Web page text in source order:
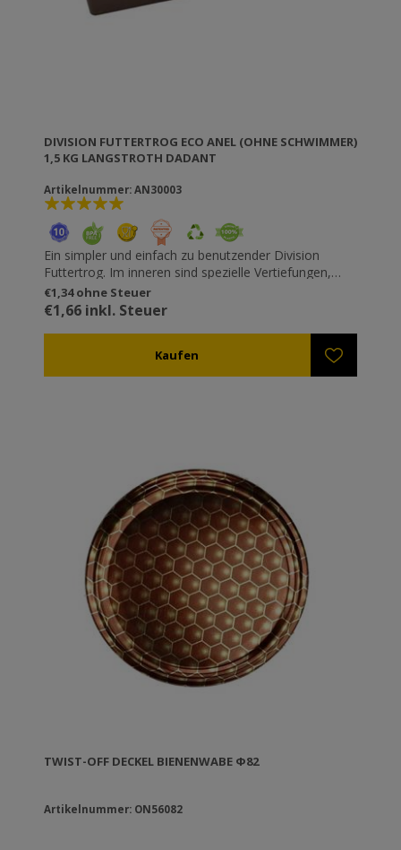
DIVISION FUTTERTROG ECO ANEL (OHNE SCHWIMMER)
1,5 KG LANGSTROTH DADANT
Artikelnummer: AN30003
Ein simpler und einfach zu benutzender Division
Futtertrog. Im inneren sind spezielle Vertiefungen,
damit die Bienen einfach herausklettern, aber es wird
empfohlen etwas schwimmendes Material (Holz etc.)
Die solide innere Struktur, wendet eine Deformation
beim Befüllen des Futtertrogs ab.
€1,34 ohne Steuer
€1,66 inkl. Steuer
TWIST-OFF DECKEL BIENENWABE Φ82
Artikelnummer: ON56082